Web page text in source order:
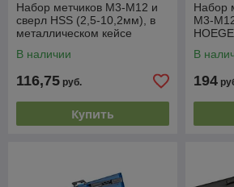
Набор метчиков M3-M12 и
сверл HSS (2,5-10,2мм), в
металлическом кейсе
В наличии
116,75 руб.
Купить
Набор
M3-
В
194